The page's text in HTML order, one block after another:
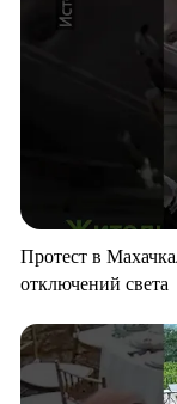
Протест в
отключений света